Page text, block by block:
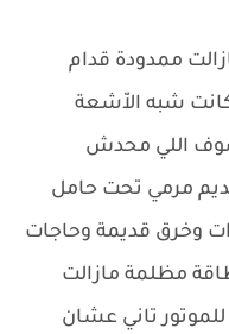
ممدودة قدام
شبه الاّشعة
اللي محدش
مرمي تحت حامل
وخرق قديمة وحاجات
مظلمة مازالت
تاني عشان